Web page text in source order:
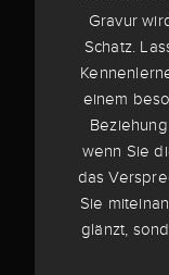
Gravur
Schatz.
einem
wenn Sie
das
Sie
glänzt,